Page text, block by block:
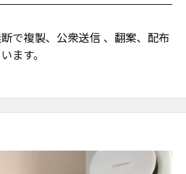
で複製、公衆送信 、翻案、配布
ます。